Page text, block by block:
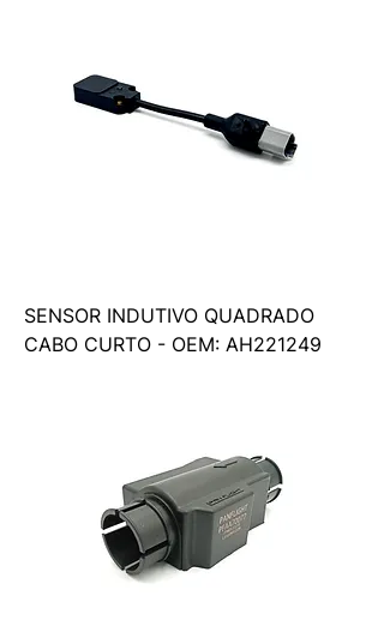
SENSOR INDUTIVO QUADRADO
CABO CURTO - OEM: AH221249